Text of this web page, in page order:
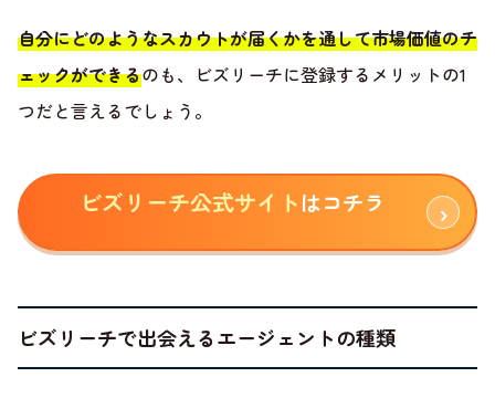
自分にどのようなスカウトが届くかを通して市場価値のチ
ェックができるのも、ビズリーチに登録するメリットの1
つだと言えるでしょう。
ビズリーチ公式サイトはコチラ
ビズリーチで出会えるエージェントの種類